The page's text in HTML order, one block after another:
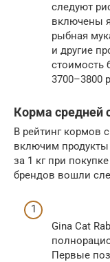
следуют
включены
рыбная
и другие
стоимость
3700–3800
Корма средней
В рейтинг кормов
включим продукты
за 1 кг при
брендов вошли
Gina Cat
Первые